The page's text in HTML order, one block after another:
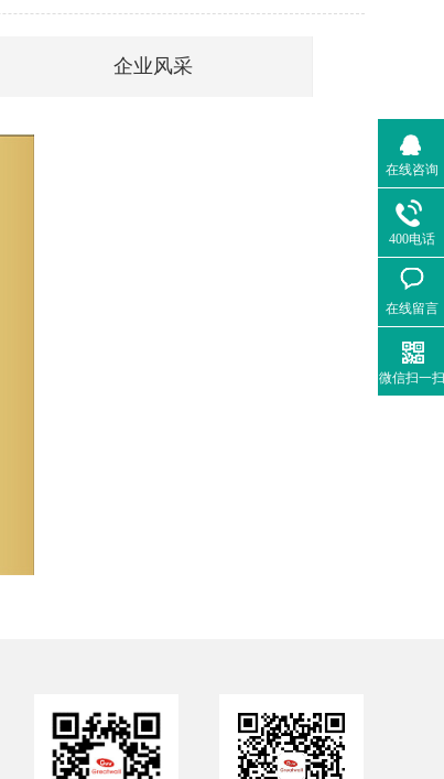
企业风采
在线咨询
400电话
在线留言
微信扫一扫